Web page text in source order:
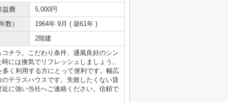
益費
5,000円
数）
1964年 9月 ( 築61年 )
2階建
チラ。こだわり条件、通風良好のシン
には換気でリフレッシュしましょう。
く利用する方にとって便利です。幅広
テラスハウスです。失敗したくない賃
に強い当社へご連絡ください。信頼で